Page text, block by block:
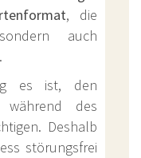
, die
auch
es ist, den
während des
Deshalb
störungsfrei